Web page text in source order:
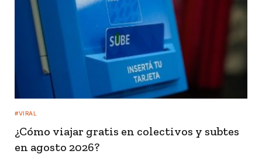
#VIRAL
¿Cómo viajar gratis en colectivos y subtes
en agosto 2026?